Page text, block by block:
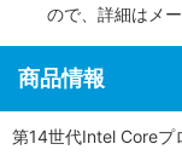
ので、詳細は メ
商品情報
第14世代Intel Coreプ